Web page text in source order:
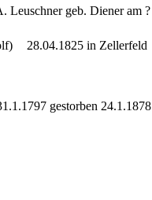
Leuschner geb. Diener am ?
28.04.1825 in Zellerfeld
gestorben 24.1.1878